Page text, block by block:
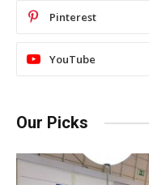
Pinterest
YouTube
Our Picks